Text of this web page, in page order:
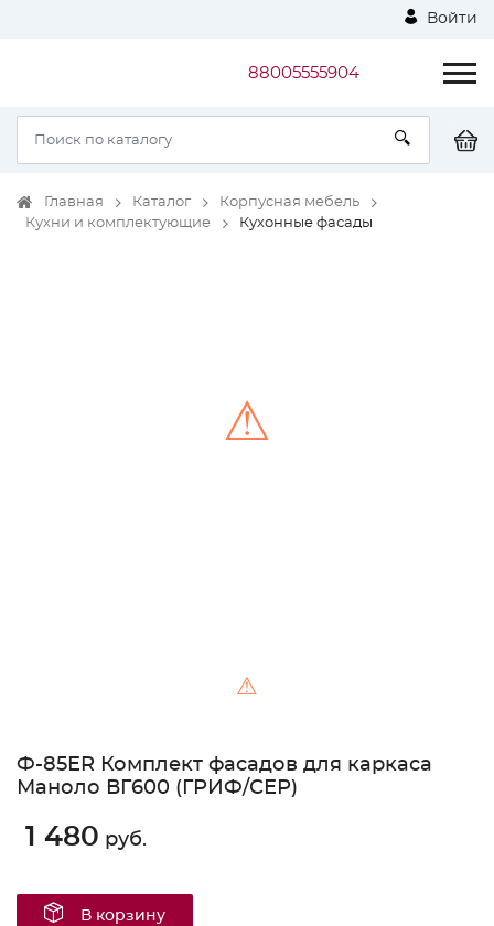
Войти
88005555904
Главная Каталог
Корпусная мебель
Кухни и комплектующие
Кухонные фасады
⚠
⚠
Ф-85ER Комплект фасадов для каркаса
Маноло ВГ600 (ГРИФ/СЕР)
1 480 руб.
В корзину